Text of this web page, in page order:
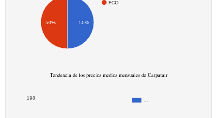
FCO
50% 50%
Tendencia de los precios medios mensuales de Carpatair
198